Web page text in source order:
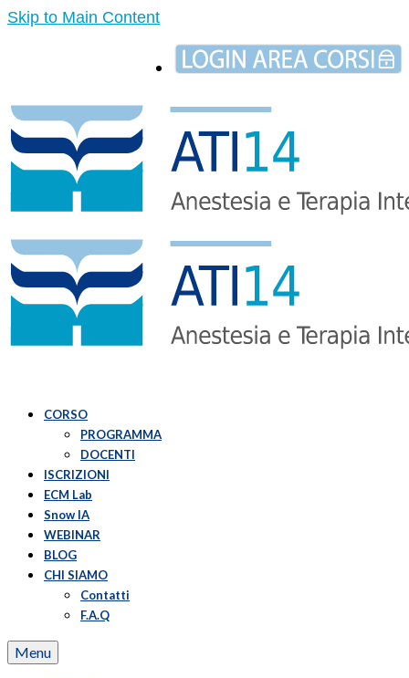
Skip to Main Content
CORSO
PROGRAMMA
DOCENTI
ISCRIZIONI
ECM Lab
Snow IA
WEBINAR
BLOG
CHI SIAMO
Contatti
F.A.Q
Menu